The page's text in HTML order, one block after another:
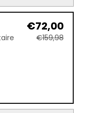
€72,00
€159,98